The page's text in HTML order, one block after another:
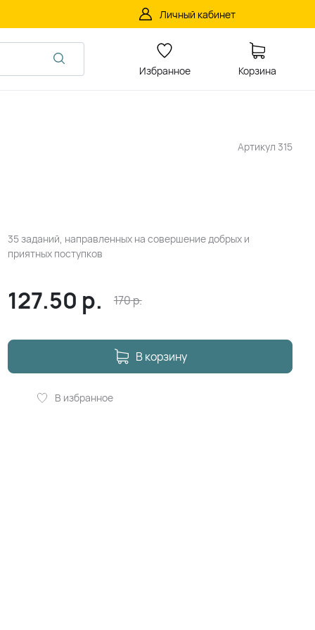
Личный кабинет
Избранное Корзина
Артикул 315
35 заданий, направленных на совершение добрых и
приятных поступков
127.50 р. 170р.
В корзину
В избранное